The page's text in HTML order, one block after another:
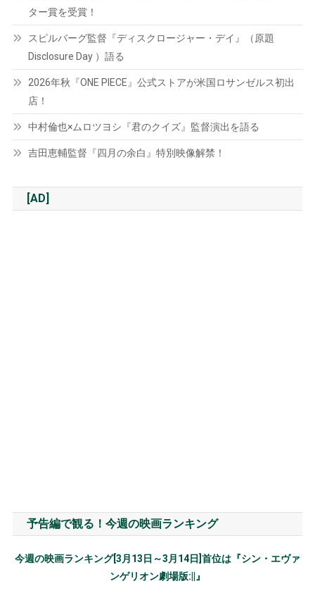
ター賞を受賞！
スピルバーグ監督『ディスクロージャー・デイ』（原題
Disclosure Day ）語る
2026年秋『ONE PIECE』公式ストアが米国ロサンゼルス初出
店！
中村倫也×ムロツヨシ『君のクイズ』監督演出を語る
吉田恵輔監督『四月の余白』特別映像解禁！
[AD]
予告編で観る！今週の映画ランキング
今週の映画ランキング[3月13日～3月14日]首位は『シン・エヴァ
ンゲリオン劇場版:||』